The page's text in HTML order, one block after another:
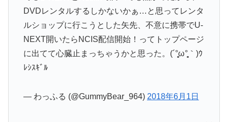
DVDレンタルするしかないかぁ…と思ってレンタ
ルショップに行こうとした矢先、不意に携帯でU-
NEXT開いたらNCIS配信開始！ってトップページ
に出てて心臓止まっちゃうかと思った。(´°̥̥̥ω°̥̥̥｀)ｳ
ﾚｼｽｷﾞﾙ
— わっふる (@GummyBear_964) 2018年6月1日